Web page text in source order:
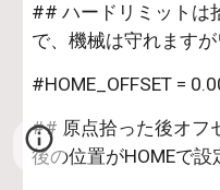
## ハードリミットは
で、機械は守れます
#HOME_OFFSET =
## 原点拾った後オフ
後の位置がHOMEで設